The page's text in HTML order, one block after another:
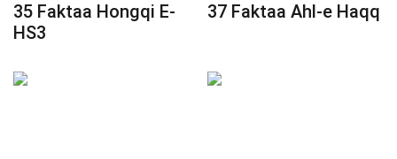
35 Faktaa Hongqi E-
HS3
37 Faktaa Ahl-e Haqq